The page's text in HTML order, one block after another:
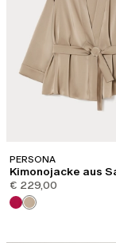
PERSONA
Kimonojacke aus
€ 229,00